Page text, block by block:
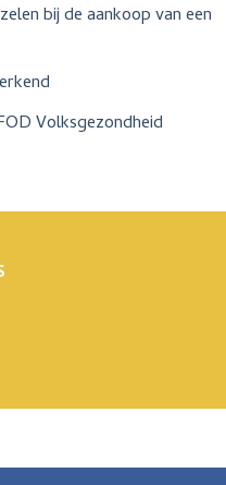
bij de aankoop van een
Volksgezondheid